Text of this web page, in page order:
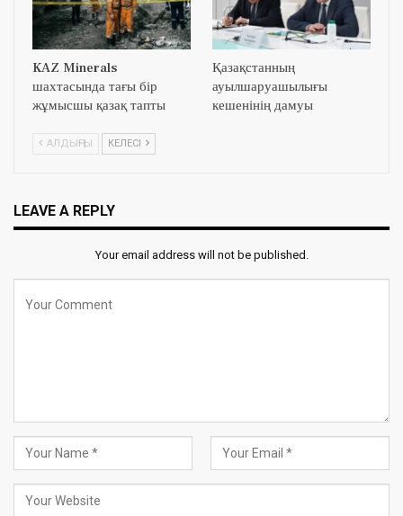
KAZ Minerals
шахтасында тағы бір
жұмысшы қазақ тапты
Қазақстанның
ауылшаруашылығы
кешенінің дамуы
АЛДЫҢҒЫ КЕЛЕСІ
LEAVE A REPLY
Your email address will not be published.